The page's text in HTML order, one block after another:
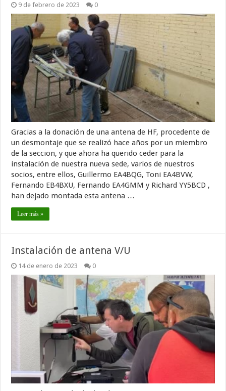
9 de febrero de 2023 0
Gracias a la donación de una antena de HF, procedente de
un desmontaje que se realizó hace años por un miembro
de la seccion, y que ahora ha querido ceder para la
instalación de nuestra nueva sede, varios de nuestros
socios, entre ellos, Guillermo EA4BQG, Toni EA4BVW,
Fernando EB4BXU, Fernando EA4GMM y Richard YY5BCD ,
han dejado montada esta antena …
Leer más »
Instalación de antena V/U
14 de enero de 2023 0